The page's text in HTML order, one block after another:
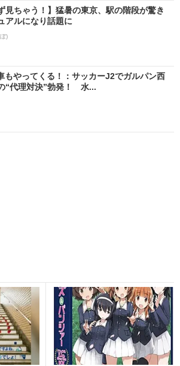
見ちゃう！】猛暑の東京、駅の階段が驚き
アルになり話題に
)
もやってくる！：サッカーJ2でガルパン西
“代理対決”勃発！ 水...